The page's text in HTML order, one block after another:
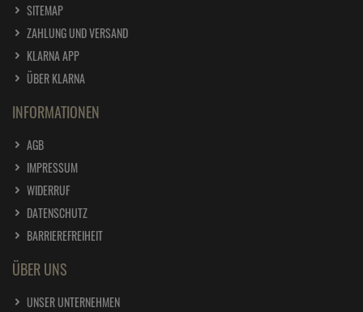
SITEMAP
ZAHLUNG UND VERSAND
KLARNA APP
ÜBER KLARNA
INFORMATIONEN
AGB
IMPRESSUM
WIDERRUF
DATENSCHUTZ
BARRIEREFREIHEIT
ÜBER UNS
UNSER UNTERNEHMEN